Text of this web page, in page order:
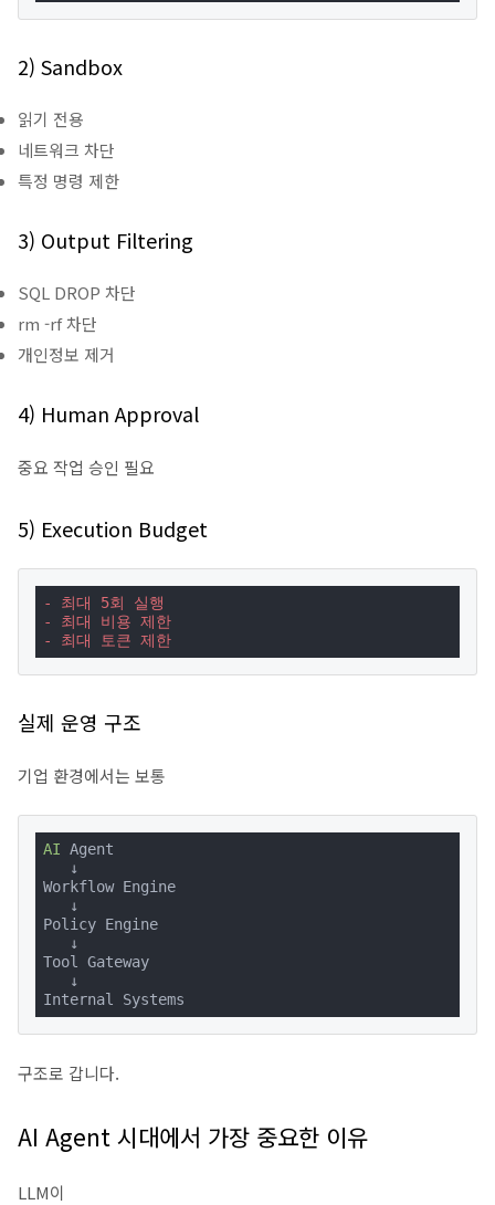
2) Sandbox
읽기 전용
네트워크 차단
특정 명령 제한
3) Output Filtering
SQL DROP 차단
rm -rf 차단
개인정보 제거
4) Human Approval
중요 작업 승인 필요
5) Execution Budget
- 최대 5회 실행
- 최대 비용 제한
- 최대 토큰 제한
실제 운영 구조
기업 환경에서는 보통
AI Agent
   ↓
Workflow Engine
   ↓
Policy Engine
   ↓
Tool Gateway
   ↓
Internal Systems
구조로 갑니다.
AI Agent 시대에서 가장 중요한 이유
LLM이